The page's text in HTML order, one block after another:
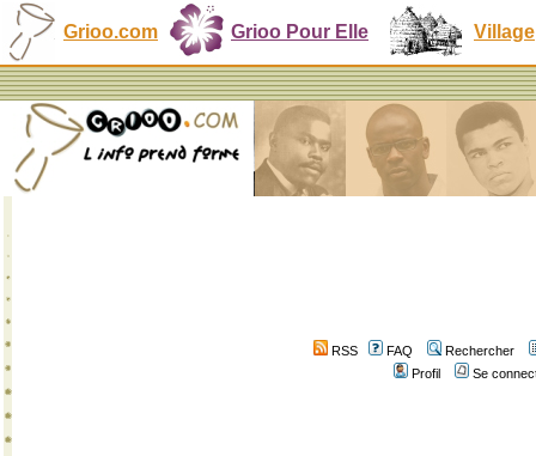
Grioo.com Grioo Pour Elle Village
RSS FAQ
Rechercher
Profil
Se